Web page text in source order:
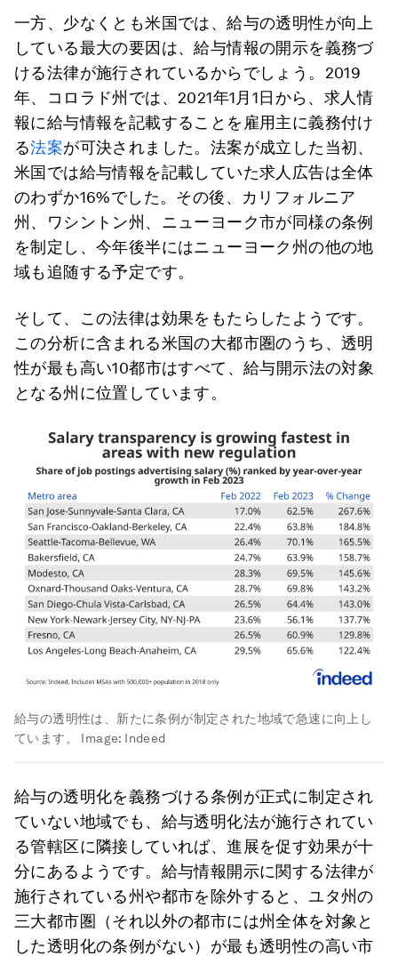
一方、少なくとも米国では、給与の透明性が向上
している最大の要因は、給与情報の開示を義務づ
ける法律が施行されているからでしょう。2019
年、コロラド州では、2021年1月1日から、求人情
報に給与情報を記載することを雇用主に義務付け
る法案が可決されました。法案が成立した当初、
米国では給与情報を記載していた求人広告は全体
のわずか16%でした。その後、カリフォルニア
州、ワシントン州、ニューヨーク市が同様の条例
を制定し、今年後半にはニューヨーク州の他の地
域も追随する予定です。
そして、この法律は効果をもたらしたようです。
この分析に含まれる米国の大都市圏のうち、透明
性が最も高い10都市はすべて、給与開示法の対象
となる州に位置しています。
給与の透明性は、新たに条例が制定された地域で急速に向上し
ています。
Image: Indeed
給与の透明化を義務づける条例が正式に制定され
ていない地域でも、給与透明化法が施行されてい
る管轄区に隣接していれば、進展を促す効果が十
分にあるようです。給与情報開示に関する法律が
施行されている州や都市を除外すると、ユタ州の
三大都市圏（それ以外の都市には州全体を対象と
した透明化の条例がない）が最も透明性の高い市